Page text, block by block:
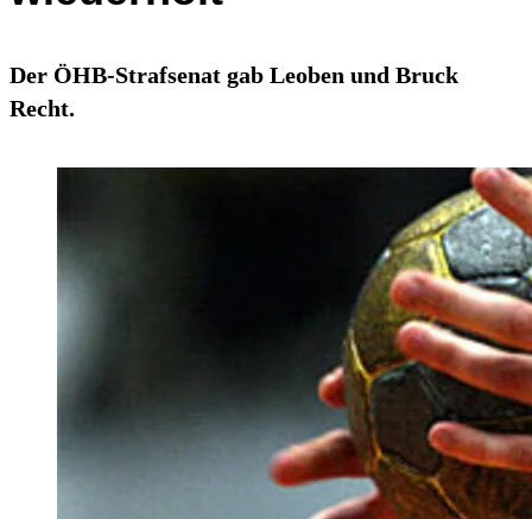
Der ÖHB-Strafsenat gab Leoben und Bruck
Recht.